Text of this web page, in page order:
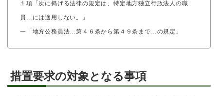
１項「次に掲げる法律の規定は、特定地方独立行政法人の職
員…には適用しない。」
一「地方公務員法…第４６条から第４９条まで…の規定」
措置要求の対象となる事項